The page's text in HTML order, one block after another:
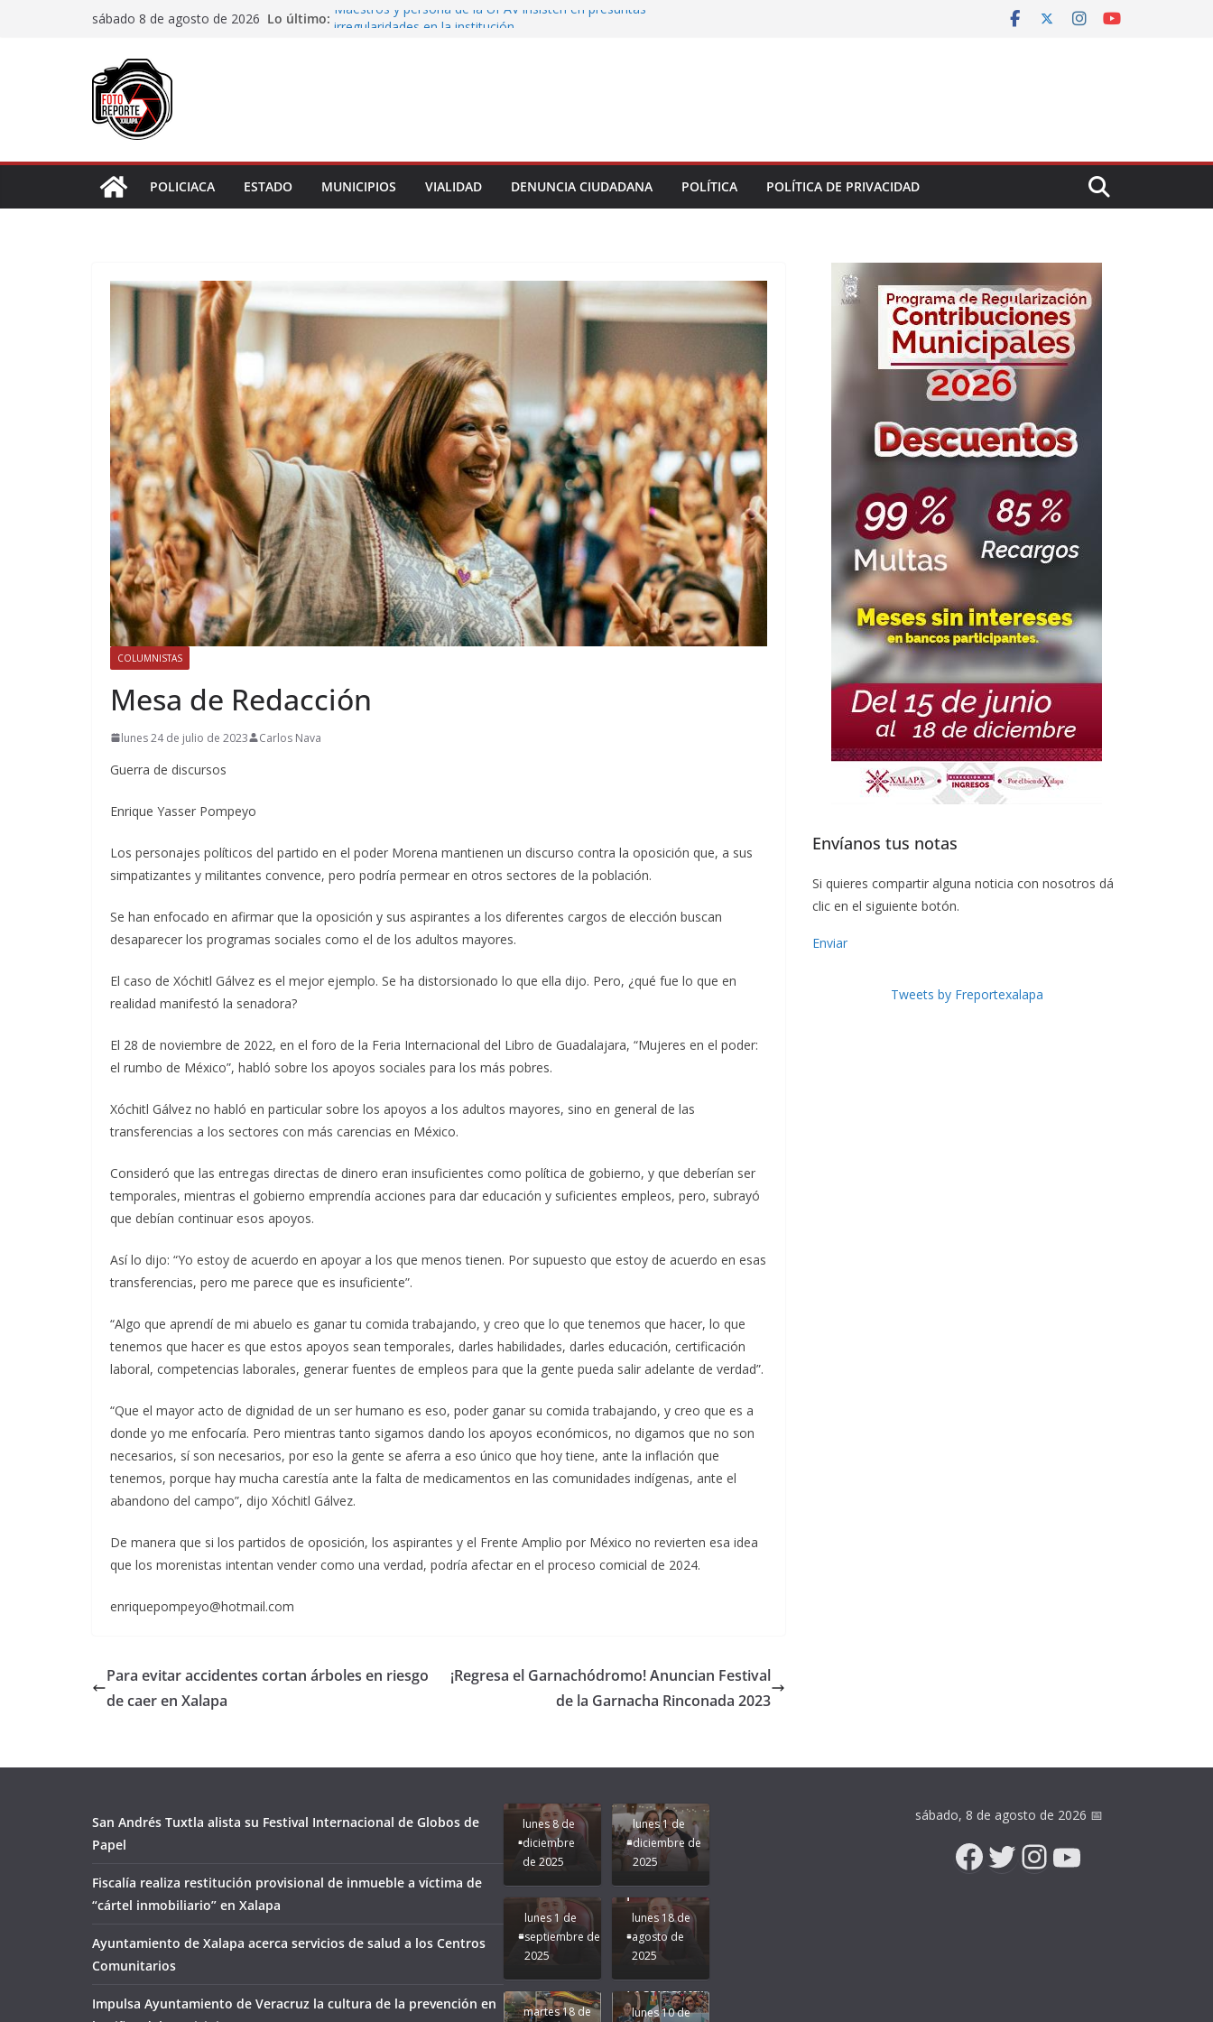
sábado 8 de agosto de 2026 Lo último: Maestros y persona de la UPAV insisten en presuntas
Impulsa Ayuntamiento de Veracruz la cultura de la prevención
en la niñez del municipio
POLICIACA ESTADO MUNICIPIOS VIALIDAD DENUNCIA CIUDADANA POLÍTICA POLÍTICA DE PRIVACIDAD
COLUMNISTAS
Mesa de Redacción
lunes 24 de julio de 2023 Carlos Nava
Guerra de discursos
Enrique Yasser Pompeyo
Los personajes políticos del partido en el poder Morena mantienen un discurso contra la oposición que, a sus
simpatizantes y militantes convence, pero podría permear en otros sectores de la población.
Se han enfocado en afirmar que la oposición y sus aspirantes a los diferentes cargos de elección buscan
desaparecer los programas sociales como el de los adultos mayores.
El caso de Xóchitl Gálvez es el mejor ejemplo. Se ha distorsionado lo que ella dijo. Pero, ¿qué fue lo que en
realidad manifestó la senadora?
El 28 de noviembre de 2022, en el foro de la Feria Internacional del Libro de Guadalajara, “Mujeres en el poder:
el rumbo de México”, habló sobre los apoyos sociales para los más pobres.
Xóchitl Gálvez no habló en particular sobre los apoyos a los adultos mayores, sino en general de las
transferencias a los sectores con más carencias en México.
Consideró que las entregas directas de dinero eran insuficientes como política de gobierno, y que deberían ser
temporales, mientras el gobierno emprendía acciones para dar educación y suficientes empleos, pero, subrayó
que debían continuar esos apoyos.
Así lo dijo: “Yo estoy de acuerdo en apoyar a los que menos tienen. Por supuesto que estoy de acuerdo en esas
transferencias, pero me parece que es insuficiente”.
“Algo que aprendí de mi abuelo es ganar tu comida trabajando, y creo que lo que tenemos que hacer, lo que
tenemos que hacer es que estos apoyos sean temporales, darles habilidades, darles educación, certificación
laboral, competencias laborales, generar fuentes de empleos para que la gente pueda salir adelante de verdad”.
“Que el mayor acto de dignidad de un ser humano es eso, poder ganar su comida trabajando, y creo que es a
donde yo me enfocaría. Pero mientras tanto sigamos dando los apoyos económicos, no digamos que no son
necesarios, sí son necesarios, por eso la gente se aferra a eso único que hoy tiene, ante la inflación que
tenemos, porque hay mucha carestía ante la falta de medicamentos en las comunidades indígenas, ante el
abandono del campo”, dijo Xóchitl Gálvez.
De manera que si los partidos de oposición, los aspirantes y el Frente Amplio por México no revierten esa idea
que los morenistas intentan vender como una verdad, podría afectar en el proceso comicial de 2024.
enriquepompeyo@hotmail.com
Para evitar accidentes cortan árboles en riesgo
de caer en Xalapa
¡Regresa el Garnachódromo! Anuncian Festival
de la Garnacha Rinconada 2023
Envíanos tus notas
Si quieres compartir alguna noticia con nosotros dá
clic en el siguiente botón.
Enviar
Tweets by Freportexalapa
San Andrés Tuxtla alista su Festival Internacional de Globos de
Papel
Fiscalía realiza restitución provisional de inmueble a víctima de
“cártel inmobiliario” en Xalapa
Ayuntamiento de Xalapa acerca servicios de salud a los Centros
Comunitarios
Impulsa Ayuntamiento de Veracruz la cultura de la prevención en
Unamos
lunes 8 de
diciembre
de 2025
lunes 1 de
diciembre de
2025
Apoyo y
Seguimos la
Ruta que
Marca
Nuestra
Rocío Nahle.
lunes 1 de
septiembre de
2025
Pongamos
de moda;
San
Andrés
Tuxtla
presente.
lunes 18 de
agosto de
2025
Difamación
martes 18 de
Presidenta!
lunes 10 de
sábado, 8 de agosto de 2026 📅
Facebook
Twitter
Instagram
YouTube